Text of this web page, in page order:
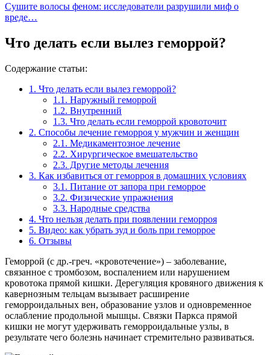
Сушите волосы феном: исследователи разрушили миф о
вреде…
Что делать если вылез геморрой?
Содержание статьи:
1. Что делать если вылез геморрой?
1.1. Наружный геморрой
1.2. Внутренний
1.3. Что делать если геморрой кровоточит
2. Способы лечение геморроя у мужчин и женщин
2.1. Медикаментозное лечение
2.2. Хирургическое вмешательство
2.3. Другие методы лечения
3. Как избавиться от геморроя в домашних условиях
3.1. Питание от запора при геморрое
3.2. Физические упражнения
3.3. Народные средства
4. Что нельзя делать при появлении геморроя
5. Видео: как убрать зуд и боль при геморрое
6. Отзывы
Геморрой (с др.-греч. «кровотечение») – заболевание,
связанное с тромбозом, воспалением или нарушением
кровотока прямой кишки. Дерегуляция кровяного движения к
кавернозным тельцам вызывает расширение
геморроидальных вен, образование узлов и одновременное
ослабление продольной мышцы. Связки Паркса прямой
кишки не могут удерживать геморроидальные узлы, в
результате чего болезнь начинает стремительно развиваться.